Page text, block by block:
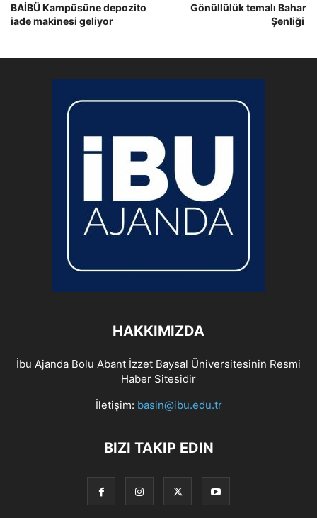
BAİBÜ Kampüsüne depozito
iade makinesi geliyor
Gönüllülük temalı Bahar
Şenliği
HAKKIMIZDA
İbu Ajanda Bolu Abant İzzet Baysal Üniversitesinin Resmi
Haber Sitesidir
İletişim: basin@ibu.edu.tr
BIZI TAKIP EDIN